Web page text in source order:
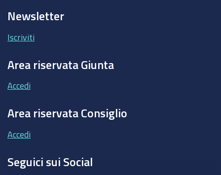
Newsletter
Iscriviti
Area riservata Giunta
Accedi
Area riservata Consiglio
Accedi
Seguici sui Social